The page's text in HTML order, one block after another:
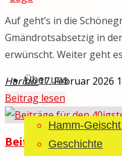
Guggemusig
Bläächi-
Lömpe
Schönegrond
Zum
springenÜber uns
Hamm-
Geschichte
2026"
Auf geht’s in die
Gmändrotsabsetzig in
erwünscht. Weiter geht
Haribo17. Februar 2026
Beitrag lesen
zur
Fasnacht
Beiträge für den